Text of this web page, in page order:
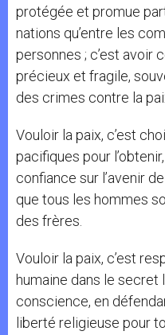
protégée et promue
nations qu’entre les
personnes ; c’est avoir
précieux et fragile,
des crimes contre la
Vouloir la paix, c’est
pacifiques pour
confiance sur l’avenir
que tous les hommes
des frères.
Vouloir la paix, c’est
humaine dans le secret
conscience, en
liberté religieuse pour